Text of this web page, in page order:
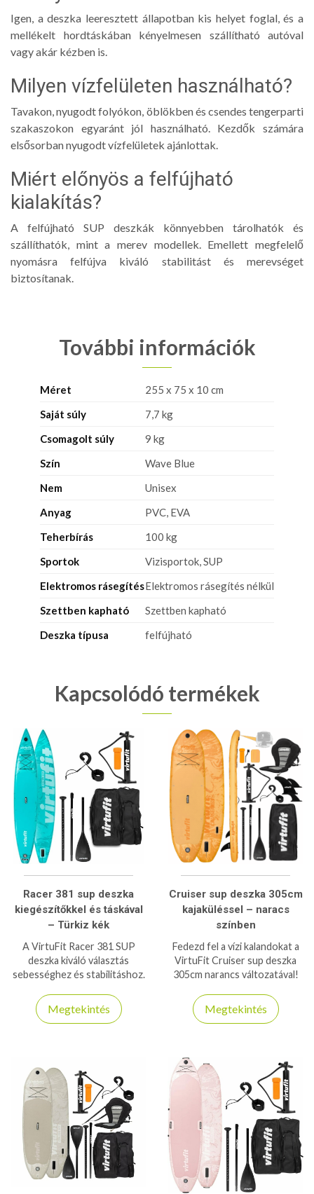
Igen, a deszka leeresztett állapotban kis helyet foglal, és a
mellékelt hordtáskában kényelmesen szállítható autóval
vagy akár kézben is.
Milyen vízfelületen használható?
Tavakon, nyugodt folyókon, öblökben és csendes tengerparti
szakaszokon egyaránt jól használható. Kezdők számára
elsősorban nyugodt vízfelületek ajánlottak.
Miért előnyös a felfújható
kialakítás?
A felfújható SUP deszkák könnyebben tárolhatók és
szállíthatók, mint a merev modellek. Emellett megfelelő
nyomásra felfújva kiváló stabilitást és merevséget
biztosítanak.
További információk
Méret
255 x 75 x 10 cm
Saját súly
7,7 kg
Csomagolt súly
9 kg
Szín
Wave Blue
Nem
Unisex
Anyag
PVC, EVA
Teherbírás
100 kg
Sportok
Vizisportok, SUP
Elektromos rásegítésElektromos rásegítés nélkül
Szettben kapható
Szettben kapható
Deszka típusa
felfújható
Kapcsolódó termékek
Racer 381 sup deszka
kiegészítőkkel és táskával
– Türkiz kék
A VirtuFit Racer 381 SUP
deszka kiváló választás
sebességhez és stabilitáshoz.
ideális sportolóknak és hobby
suposoknak.
Megtekintés
Cruiser sup deszka 305cm
kajaküléssel – naracs
színben
Fedezd fel a vízi kalandokat a
VirtuFit Cruiser sup deszka
305cm narancs változatával!
deszka kajaküléssel, teljes
tartozékcsomaggal és könnyű
haladóknak egyaránt.
Megtekintés